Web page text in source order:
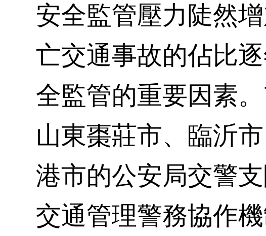
安全監管壓力陡然
亡交通事故的佔比
全監管的重要因素
山東棗莊市、臨沂
港市的公安局交警
交通管理警務協作機